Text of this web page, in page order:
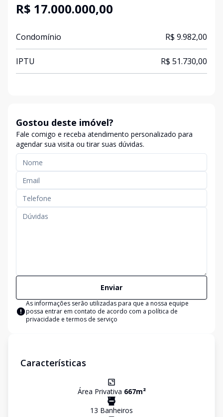
R$ 17.000.000,00
Condomínio R$ 9.982,00
IPTU R$ 51.730,00
Gostou deste imóvel?
Fale comigo e receba atendimento personalizado para
agendar sua visita ou tirar suas dúvidas.
Enviar
As informações serão utilizadas para que a nossa equipe
possa entrar em contato de acordo com a política de
privacidade e termos de serviço
Características
Área Privativa 667m²
13 Banheiros